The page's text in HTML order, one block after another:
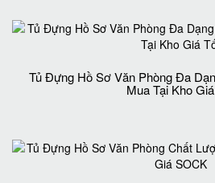
Tủ Đựng Hồ Sơ Văn Phòng Đa
Mua Tại Kho